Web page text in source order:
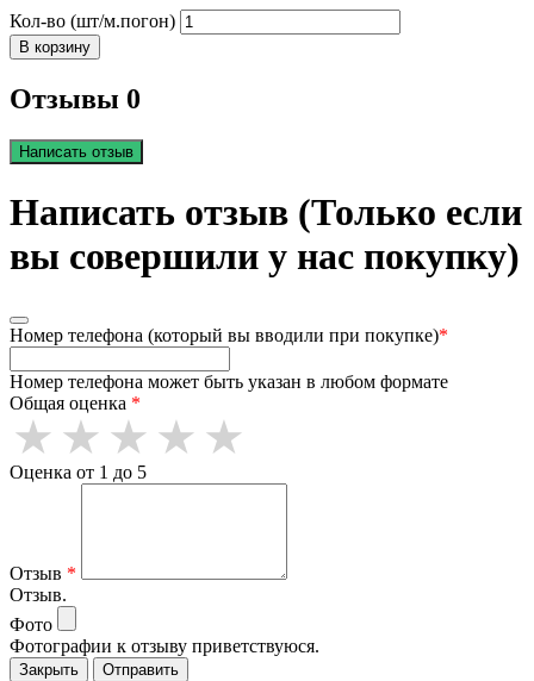
Кол-во (шт/м.погон)
В корзину
Отзывы 0
Написать отзыв
Написать отзыв (Только если
вы совершили у нас покупку)
Номер телефона (который вы вводили при покупке)*
Номер телефона может быть указан в любом формате
Общая оценка *
Оценка от 1 до 5
Отзыв *
Отзыв.
Фото
Фотографии к отзыву приветствуюся.
Закрыть Отправить